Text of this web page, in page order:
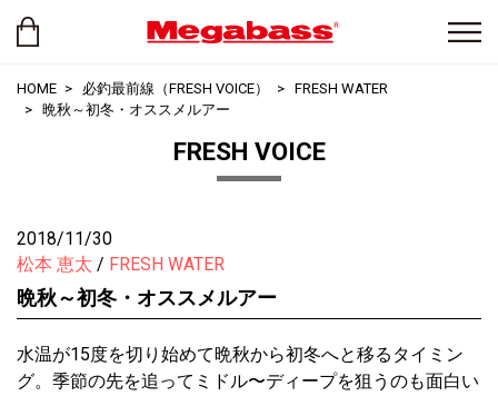
HOME 必釣最前線（FRESH VOICE）
FRESH WATER
晩秋～初冬・オススメルアー
FRESH VOICE
2018/11/30
松本 恵太
FRESH WATER
晩秋～初冬・オススメルアー
水温が15度を切り始めて晩秋から初冬へと移るタイミン
グ。季節の先を追ってミドル〜ディープを狙うのも面白い